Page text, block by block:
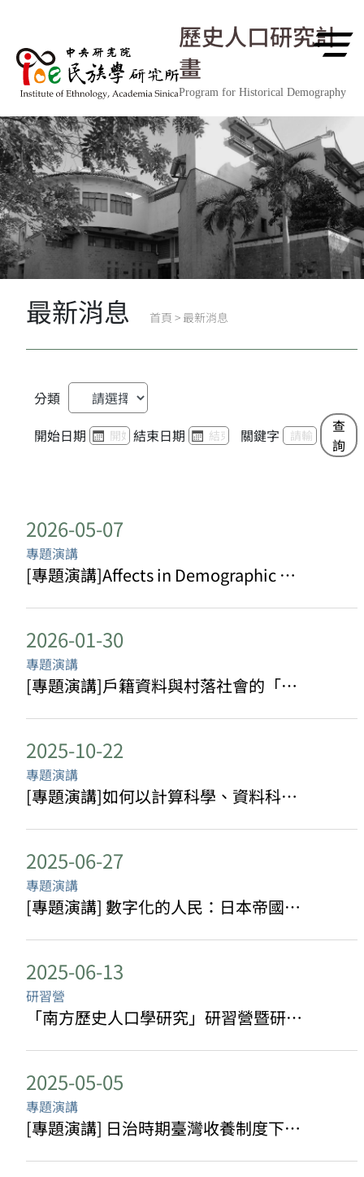
歷史人口研究計
畫
Program for Historical Demography
最新消息 首頁 > 最新消息
分類
開始日期
結束日期 關鍵字
查
詢
2026-05-07
專題演講
[專題演講]Affects in Demographic Research: Ethnographic Insights from Taiwan
2026-01-30
專題演講
[專題演講]戶籍資料與村落社會的「重建」：一個微觀史學的嘗試
2025-10-22
專題演講
[專題演講]如何以計算科學、資料科學、和開放科學克服「難以接觸」人口的研究瓶頸：過去20年當代台灣原住民族的研究過程和成果
2025-06-27
專題演講
[專題演講] 數字化的人民：日本帝國主義下臺灣的戶口調查與統計制度
2025-06-13
研習營
「南方歷史人口學研究」研習營暨研討會
2025-05-05
專題演講
[專題演講] 日治時期臺灣收養制度下的養女與童養媳之死亡風險分析